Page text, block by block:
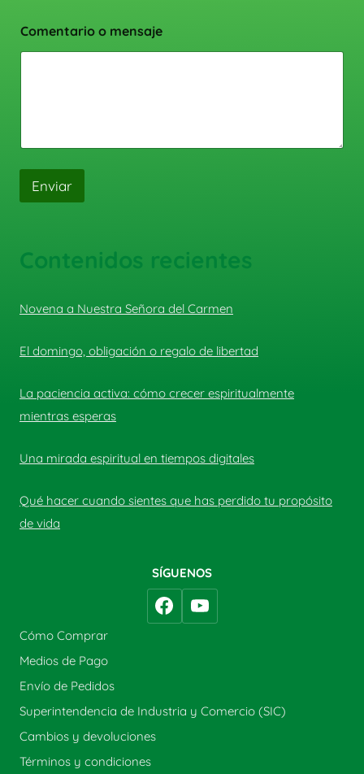
Comentario o mensaje
Enviar
Contenidos recientes
Novena a Nuestra Señora del Carmen
El domingo, obligación o regalo de libertad
La paciencia activa: cómo crecer espiritualmente
mientras esperas
Una mirada espiritual en tiempos digitales
Qué hacer cuando sientes que has perdido tu propósito
de vida
SÍGUENOS
Cómo Comprar
Medios de Pago
Envío de Pedidos
Superintendencia de Industria y Comercio (SIC)
Cambios y devoluciones
Términos y condiciones